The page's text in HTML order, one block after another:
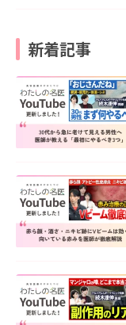
新着記事